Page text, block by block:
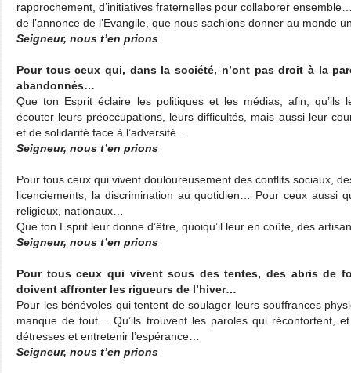
rapprochement, d’initiatives fraternelles pour collaborer
de l’annonce de l’Evangile, que nous sachions donner au monde
Seigneur, nous t’en prions
Pour tous ceux qui, dans la société, n’ont pas droit à la
abandonnés…
Que ton Esprit éclaire les politiques et les médias, afin, qu’ils
écouter leurs préoccupations, leurs difficultés, mais aussi leur
et de solidarité face à l’adversité…
Seigneur, nous t’en prions
Pour tous ceux qui vivent douloureusement des conflits sociaux,
licenciements, la discrimination au quotidien… Pour ceux aussi
religieux, nationaux…
Que ton Esprit leur donne d’être, quoiqu’il leur en coûte, des
Seigneur, nous t’en prions
Pour tous ceux qui vivent sous des tentes, des abris de
doivent affronter les rigueurs de l’hiver…
Pour les bénévoles qui tentent de soulager leurs souffrances
manque de tout… Qu’ils trouvent les paroles qui réconfortent,
détresses et entretenir l’espérance…
Seigneur, nous t’en prions